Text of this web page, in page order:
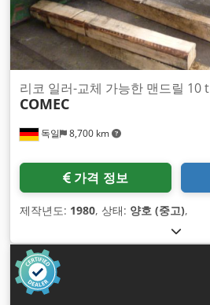
독일 8,700 km
리코 일러-교체 가능한 맨드릴 10 t
COMEC
가격 정보
제작년도: 1980, 상태: 양호 (중고),